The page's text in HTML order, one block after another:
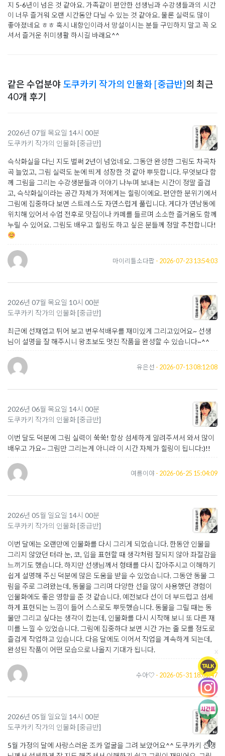
지 5-6년이 넘은 것 같아요. 가족같이 편안한 선생님과 수강생들과의 시간
이 너무 즐거워 오랜 시간동안 다닐 수 있는 것 같아요. 물론 실력도 많이
좋아졌네요 ㅎㅎ 혹시 내향인이라서 망설이시는 분들 구민하지 말고 꼭 오
셔서 즐거운 취미생활 하시길 바래요^^
같은 수업분야 도쿠카키 작가의 인물화 [중급반]의 최근
40개 후기
2026년 07월 목요일 14시 00분
도쿠카키 작가의 인물화 [중급반]
슥삭화실을 다닌 지도 벌써 2년이 넘었네요. 그동안 완성한 그림도 차곡차
곡 늘었고, 그림 실력도 눈에 띄게 성장한 것 같아 뿌듯합니다. 무엇보다 함
께 그림을 그리는 수강생분들과 이야기 나누며 보내는 시간이 정말 즐겁
고, 슥삭화실이라는 공간 자체가 저에게는 힐링이에요. 편안한 분위기에서
그림에 집중하다 보면 스트레스도 자연스럽게 풀립니다. 게다가 연남동에
위치해 있어서 수업 전후로 맛집이나 카페를 들르며 소소한 즐거움도 함께
누릴 수 있어요. 그림도 배우고 힐링도 하고 싶은 분들께 정말 추천합니다!
마이리틀소다팝 - 2026-07-23 13:54:03
2026년 07월 목요일 10시 00분
도쿠카키 작가의 인물화 [중급반]
최근에 선재업고 튀어 보고 변우석배우를 재미있게 그리고있어요~ 선생
님이 설명을 잘 해주시니 왕초보도 멋진 작품을 완성할 수 있습니다~^^
유은선 - 2026-07-13 08:12:08
2026년 06월 목요일 14시 00분
도쿠카키 작가의 인물화 [중급반]
이번 달도 덕분에 그림 실력이 쑥쑥! 항상 섬세하게 알려주셔서 와서 많이
배우고 가요~ 그림만 그리는게 아니라 이 시간 자체가 힐링이 됩니다:)!!
여름이야 - 2026-06-25 15:04:09
2026년 05월 일요일 14시 00분
도쿠카키 작가의 인물화 [중급반]
이번 달에는 오랜만에 인물화를 다시 그리게 되었습니다. 한동안 인물을
그리지 않았던 터라 눈, 코, 입을 표현할 때 생각처럼 잘되지 않아 좌절감을
느끼기도 했습니다. 하지만 선생님께서 형태를 다시 잡아주시고 이해하기
쉽게 설명해 주신 덕분에 많은 도움을 받을 수 있었습니다. 그동안 동물 그
림을 주로 그려왔는데, 동물을 그리며 다양한 선을 많이 사용했던 경험이
인물화에도 좋은 영향을 준 것 같습니다. 예전보다 선이 더 부드럽고 섬세
하게 표현되는 느낌이 들어 스스로도 뿌듯했습니다. 동물을 그릴 때는 동
물만 그리고 싶다는 생각이 컸는데, 인물화를 다시 시작해 보니 또 다른 재
미를 느낄 수 있었습니다. 그림에 집중하다 보면 시간 가는 줄 모를 정도로
즐겁게 작업하고 있습니다. 다음 달에도 이어서 작업을 계속하게 되는데,
완성된 작품이 어떤 모습으로 나올지 기대가 됩니다.
수아♡ - 2026-05-31 18:05:47
2026년 05월 일요일 14시 00분
도쿠카키 작가의 인물화 [중급반]
5월 가정의 달에 사랑스러운 조카 얼굴을 그려 보았어요^^ 도쿠카키 선생